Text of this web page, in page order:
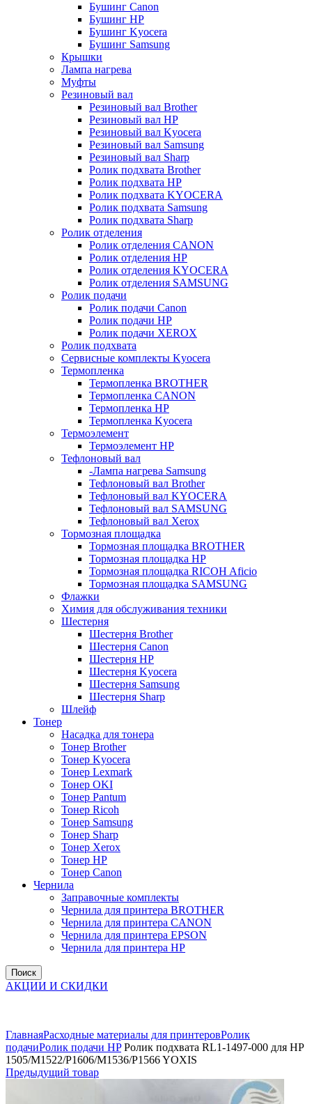
Бушинг Canon
Бушинг HP
Бушинг Kyocera
Бушинг Samsung
Крышки
Лампа нагрева
Муфты
Резиновый вал
Резиновый вал Brother
Резиновый вал HP
Резиновый вал Kyocera
Резиновый вал Samsung
Резиновый вал Sharp
Ролик подхвата Brother
Ролик подхвата HP
Ролик подхвата KYOCERA
Ролик подхвата Samsung
Ролик подхвата Sharp
Ролик отделения
Ролик отделения CANON
Ролик отделения HP
Ролик отделения KYOCERA
Ролик отделения SAMSUNG
Ролик подачи
Ролик подачи Canon
Ролик подачи HP
Ролик подачи XEROX
Ролик подхвата
Сервисные комплекты Kyocera
Термопленка
Термопленка BROTHER
Термопленка CANON
Термопленка HP
Термопленка Kyocera
Термоэлемент
Термоэлемент НР
Тефлоновый вал
-Лампа нагрева Samsung
Тефлоновый вал Brother
Тефлоновый вал KYOCERA
Тефлоновый вал SAMSUNG
Тефлоновый вал Xerox
Тормозная площадка
Тормозная площадка BROTHER
Тормозная площадка HP
Тормозная площадка RICOH Aficio
Тормозная площадка SAMSUNG
Флажки
Химия для обслуживания техники
Шестерня
Шестерня Brother
Шестерня Canon
Шестерня HP
Шестерня Kyocera
Шестерня Samsung
Шестерня Sharp
Шлейф
Тонер
Насадка для тонера
Тонер Brother
Тонер Kyocera
Тонер Lexmark
Тонер OKI
Тонер Pantum
Тонер Ricoh
Тонер Samsung
Тонер Sharp
Тонер Xerox
Тонер НР
Тонер Саnon
Чернила
Заправочные комплекты
Чернила для принтера BROTHER
Чернила для принтера CANON
Чернила для принтера EPSON
Чернила для принтера HP
Поиск
АКЦИИ И СКИДКИ
ГлавнаяРасходные материалы для принтеровРолик
подачиРолик подачи HPРолик подхвата RL1-1497-000 для HP
1505/M1522/P1606/M1536/P1566 YOXIS
Предыдущий товар